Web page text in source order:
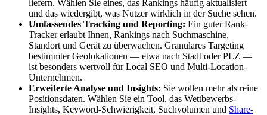
liefern. Wählen Sie eines, das Rankings häufig aktualisiert
und das wiedergibt, was Nutzer wirklich in der Suche sehen.
Umfassendes Tracking und Reporting: Ein guter Rank-
Tracker erlaubt Ihnen, Rankings nach Suchmaschine,
Standort und Gerät zu überwachen. Granulares Targeting
bestimmter Geolokationen — etwa nach Stadt oder PLZ —
ist besonders wertvoll für Local SEO und Multi-Location-
Unternehmen.
Erweiterte Analyse und Insights: Sie wollen mehr als reine
Positionsdaten. Wählen Sie ein Tool, das Wettbewerbs-
Insights, Keyword-Schwierigkeit, Suchvolumen und Share-